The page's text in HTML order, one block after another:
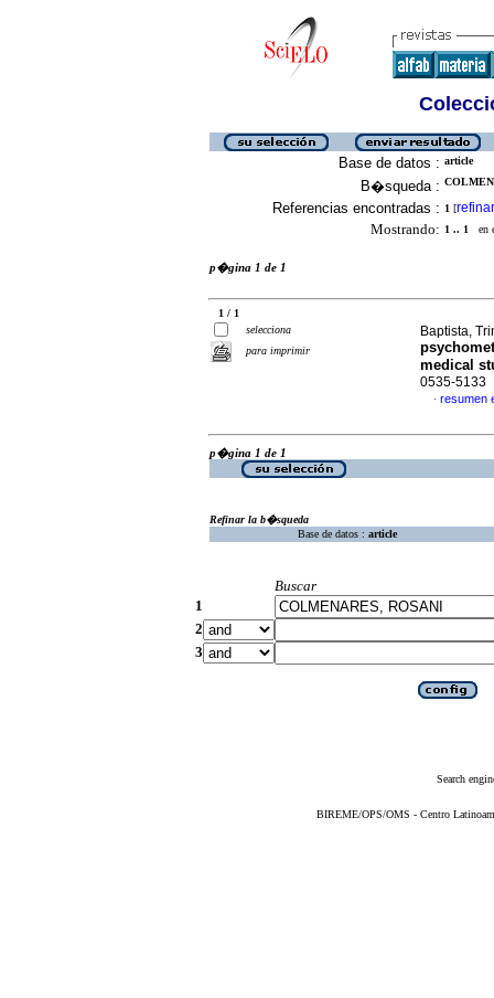
Base de datos : article
B�squeda :
Referencias encontradas : 1 [refinar
Mostrando: 1 .. 1 en
p�gina 1 de 1
1 / 1
selecciona
para imprimir
Baptista,
medical
0535-5133
· resumen
p�gina 1 de 1
Refinar la b�squeda
Base de datos : article
Buscar
1
2
3
Search
BIREME/OPS/OMS - Centro